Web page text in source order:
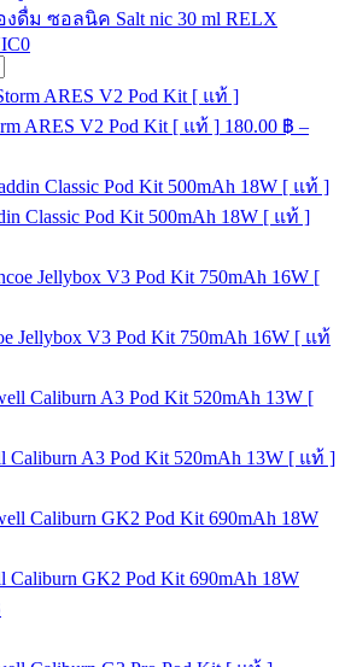
งดื่ม ซอลนิค Salt nic 30 ml RELX
ARES V2 Pod Kit [ แท้ ] 180.00 ฿ –
Classic Pod Kit 500mAh 18W [ แท้ ]
Jellybox V3 Pod Kit 750mAh 16W [ แท้
A3 Pod Kit 520mAh 13W [ แท้ ]
GK2 Pod Kit 690mAh 18W